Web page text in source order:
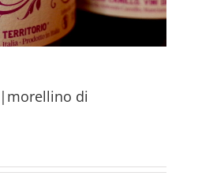
|morellino di